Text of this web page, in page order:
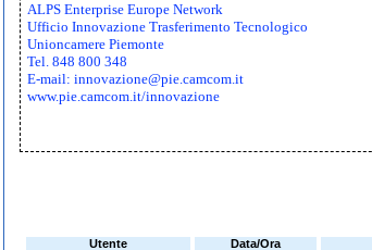
ALPS Enterprise Europe Network
Ufficio Innovazione Trasferimento Tecnologico
Unioncamere Piemonte
Tel. 848 800 348
E-mail: innovazione@pie.camcom.it
www.pie.camcom.it/innovazione
Utente Data/Ora